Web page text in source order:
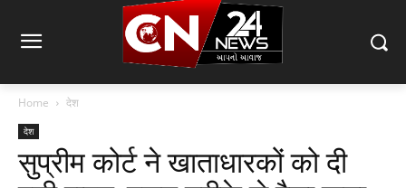
Home देश
देश
सुप्रीम कोर्ट ने खाताधारकों को दी